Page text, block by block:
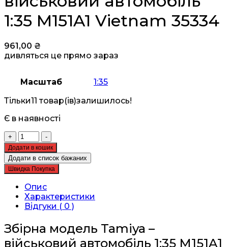
1:35 M151A1 Vietnam 35334
961,00 ₴
дивляться це прямо зараз
Масштаб
1:35
Тільки11 товар(ів)залишилось!
Є в наявності
+
Збірна
модель
Tamiya
-
військовий
автомобіль
1:35
M151A1
Vietnam
35334
кількість
-
Додати в кошик
Додати в список бажаних
Швидка Покупка
Опис
Характеристики
Відгуки ( 0 )
Збірна модель Tamiya –
військовий автомобіль 1:35 M151A1